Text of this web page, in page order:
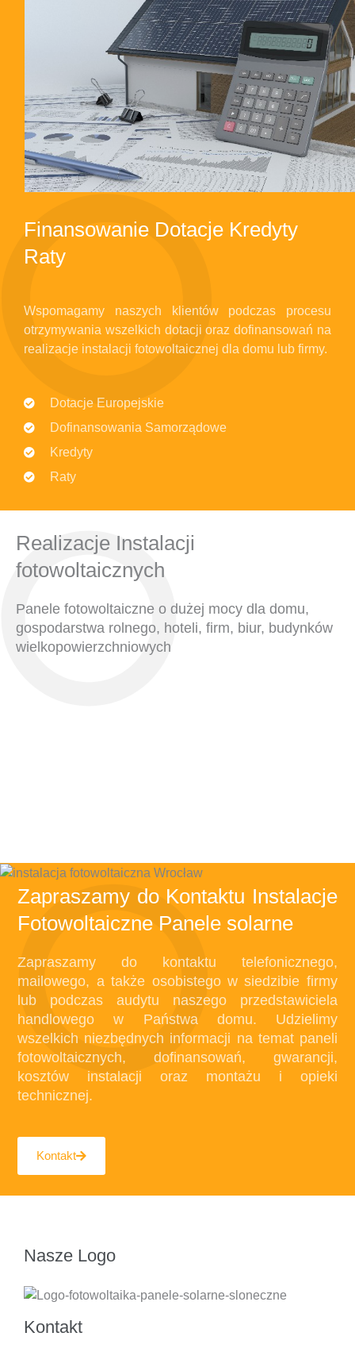
Finansowanie Dotacje Kredyty
Raty
Wspomagamy naszych klientów podczas procesu
otrzymywania wszelkich dotacji oraz dofinansowań na
realizacje instalacji fotowoltaicznej dla domu lub firmy.
Dotacje Europejskie
Dofinansowania Samorządowe
Kredyty
Raty
Realizacje Instalacji
fotowoltaicznych
Panele fotowoltaiczne o dużej mocy dla domu,
gospodarstwa rolnego, hoteli, firm, biur, budynków
wielkopowierzchniowych
Zapraszamy do Kontaktu Instalacje
Fotowoltaiczne Panele solarne
Zapraszamy do kontaktu telefonicznego,
mailowego, a także osobistego w siedzibie firmy
lub podczas audytu naszego przedstawiciela
handlowego w Państwa domu. Udzielimy
wszelkich niezbędnych informacji na temat paneli
fotowoltaicznych, dofinansowań, gwarancji,
kosztów instalacji oraz montażu i opieki
technicznej.
Kontakt
Nasze Logo
Kontakt